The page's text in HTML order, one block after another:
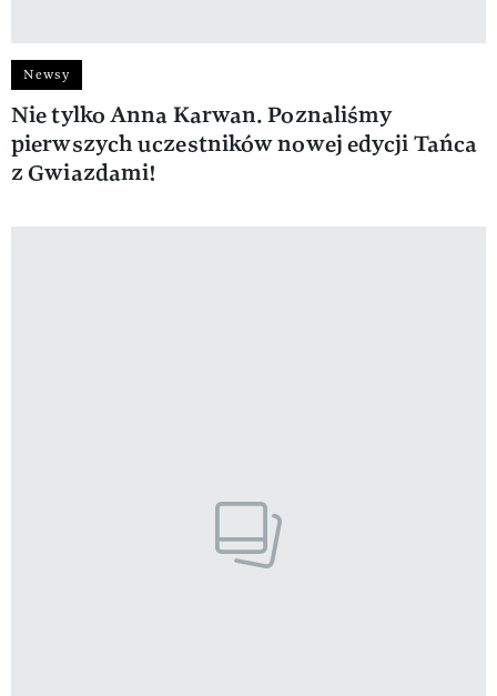
Newsy
Nie tylko Anna Karwan. Poznaliśmy
pierwszych uczestników nowej edycji Tańca
z Gwiazdami!